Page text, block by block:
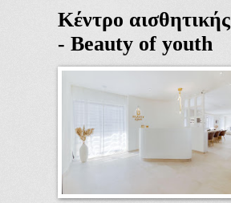
Κέντρο αισθητικής
- Beauty of youth